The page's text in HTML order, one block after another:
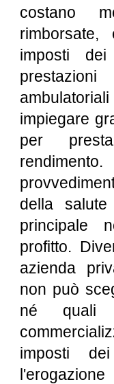
costano
imposti
impiegare
per
della
principale
profitto.
azienda
non può
né quali
imposti